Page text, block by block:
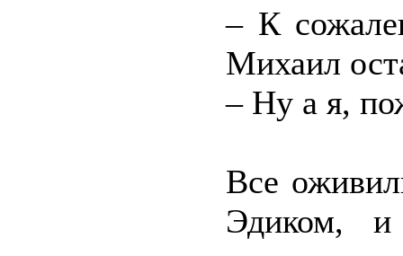
– К
Михаил
– Ну а я,
Все
Эдиком, и